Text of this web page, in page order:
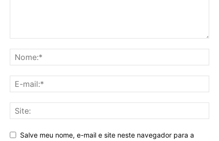
Salve meu nome, e-mail e site neste navegador para a